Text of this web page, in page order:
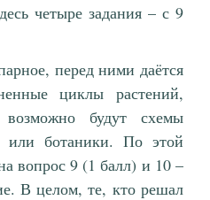
четыре задания – с 9
перед ними даётся
циклы растений,
будут схемы
или ботаники. По этой
вопрос 9 (1 балл) и 10 –
В целом, те, кто решал